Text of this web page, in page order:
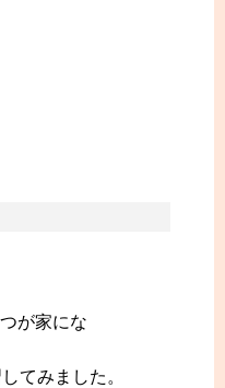
が家にな
てみました。